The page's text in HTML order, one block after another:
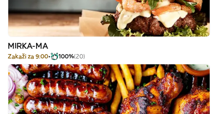
MIRKA-MA
Zakaži za 9:00 100%(20)